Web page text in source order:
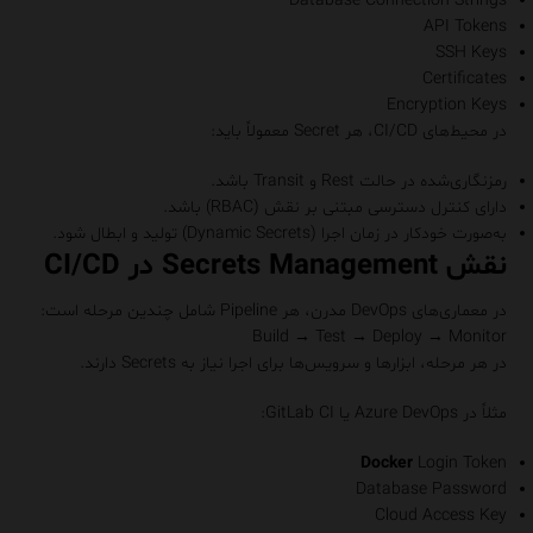
API Tokens
SSH Keys
Certificates
Encryption Keys
در محیط‌های CI/CD، هر Secret معمولاً باید:
رمزنگاری‌شده در حالت Rest و Transit باشد.
دارای کنترل دسترسی مبتنی بر نقش (RBAC) باشد.
به‌صورت خودکار در زمان اجرا (Dynamic Secrets) تولید و ابطال شود.
نقش Secrets Management در CI/CD
در معماری‌های DevOps مدرن، هر Pipeline شامل چندین مرحله است:
Build → Test → Deploy → Monitor
در هر مرحله، ابزارها و سرویس‌ها برای اجرا نیاز به Secrets دارند.
مثلاً در Azure DevOps یا GitLab CI:
DockerLogin Token
Database Password
Cloud Access Key